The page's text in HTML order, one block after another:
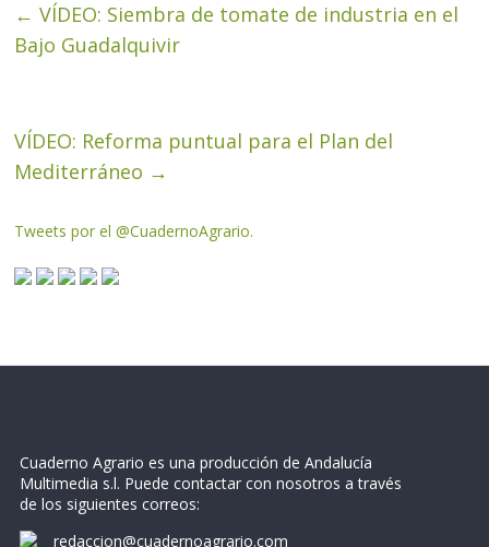
← VÍDEO: Siembra de tomate de industria en el
Bajo Guadalquivir
VÍDEO: Reforma puntual para el Plan del
Mediterráneo →
Tweets por el @CuadernoAgrario.
Cuaderno Agrario es una producción de Andalucía
Multimedia s.l. Puede contactar con nosotros a través
de los siguientes correos:
redaccion@cuadernoagrario.com